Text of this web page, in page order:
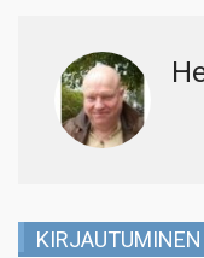
KIRJAUTUMINEN